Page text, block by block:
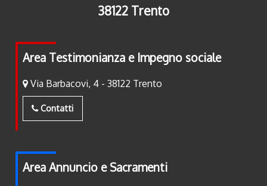
38122 Trento
Area Testimonianza e Impegno sociale
Via Barbacovi, 4 - 38122 Trento
Contatti
Area Annuncio e Sacramenti